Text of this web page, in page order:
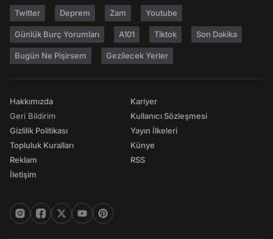
Twitter Deprem Zam Youtube
Günlük Burç Yorumları A101 Tiktok Son Dakika
Bugün Ne Pişirsem Gezilecek Yerler
Hakkımızda
Geri Bildirim
Gizlilik Politikası
Topluluk Kuralları
Reklam
İletişim
Kariyer
Kullanıcı Sözleşmesi
Yayın İlkeleri
Künye
RSS